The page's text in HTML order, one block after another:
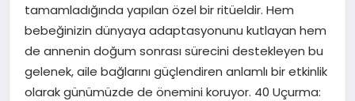
YAŞAM
tamamladığında yapılan özel bir ritüeldir. Hem
bebeğinizin dünyaya adaptasyonunu kutlayan hem
de annenin doğum sonrası sürecini destekleyen bu
gelenek, aile bağlarını güçlendiren anlamlı bir etkinlik
olarak günümüzde de önemini koruyor. 40 Uçurma: